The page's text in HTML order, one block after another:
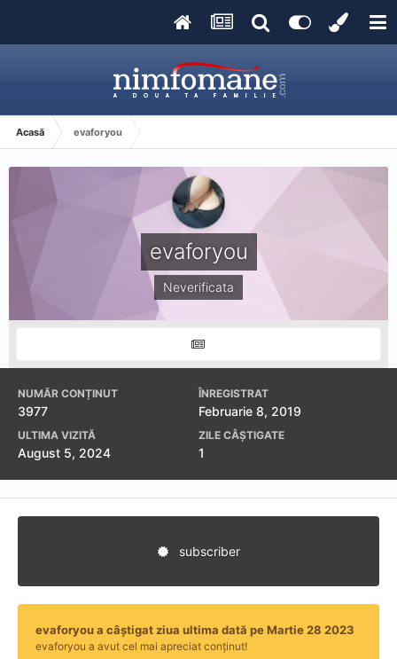
Acasă evaforyou
evaforyou
Neverificata
NUMĂR CONȚINUT
3977
ÎNREGISTRAT
Februarie 8, 2019
ULTIMA VIZITĂ
August 5, 2024
ZILE CÂȘTIGATE
1
subscriber
evaforyou a câștigat ziua ultima dată pe Martie 28 2023
evaforyou a avut cel mai apreciat conținut!